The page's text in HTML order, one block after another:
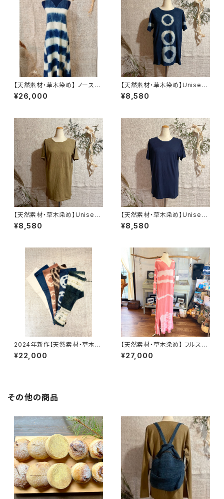
【天然素材・草木染め】 ノースリ
ーブワンピース ヘンプオーガニ
ックコットン
¥26,000
【天然素材・草木染め】Unisex
Tシャツ ヘンプコットン 柄あ
り
¥8,580
【天然素材・草木染め】Unisex
Tシャツ ヘンプコットン 無地
¥8,580
【天然素材・草木染め】Unisex
Tシャツ バンブー 無地
¥8,580
2024年新作【天然素材・草木染
め】Noragi pants ヘンプコッ
トン
¥22,000
【天然素材・草木染め】 フルスリ
ーブワンピース バンブー
¥27,000
その他の商品